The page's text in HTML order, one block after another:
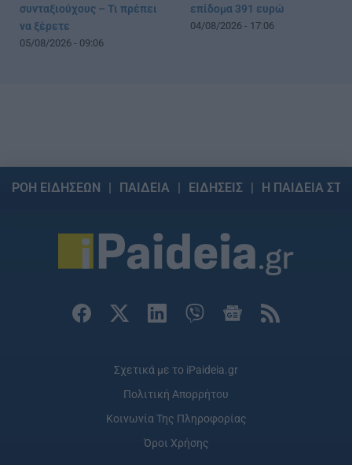
συνταξιούχους – Τι πρέπει
να ξέρετε
05/08/2026 - 09:06
επίδομα 391 ευρώ
04/08/2026 - 17:06
ΡΟΗ ΕΙΔΗΣΕΩΝ ΠΑΙΔΕΙΑ ΕΙΔΗΣΕΙΣ Η ΠΑΙΔΕΙΑ
Σχετικά με το iPaideia.gr
Πολιτική Απορρήτου
Κοινωνία Της Πληροφορίας
Όροι Χρήσης